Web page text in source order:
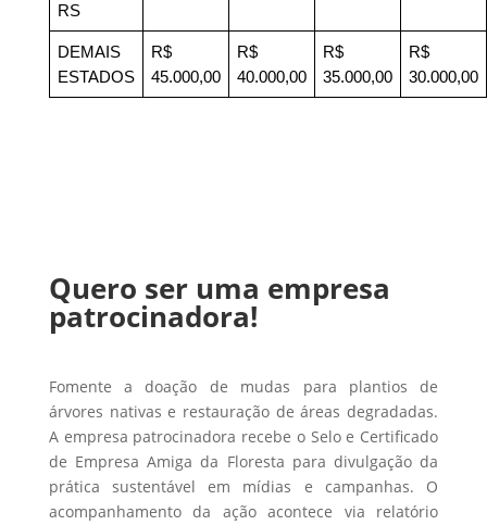
RS
DEMAIS
ESTADOS
R$
45.000,00
R$
40.000,00
R$
35.000,00
R$
30.000,00
Quero ser uma empresa
patrocinadora!
Fomente a doação de mudas para plantios de
árvores nativas e restauração de áreas degradadas.
A empresa patrocinadora recebe o Selo e Certificado
de Empresa Amiga da Floresta para divulgação da
prática sustentável em mídias e campanhas. O
acompanhamento da ação acontece via relatório